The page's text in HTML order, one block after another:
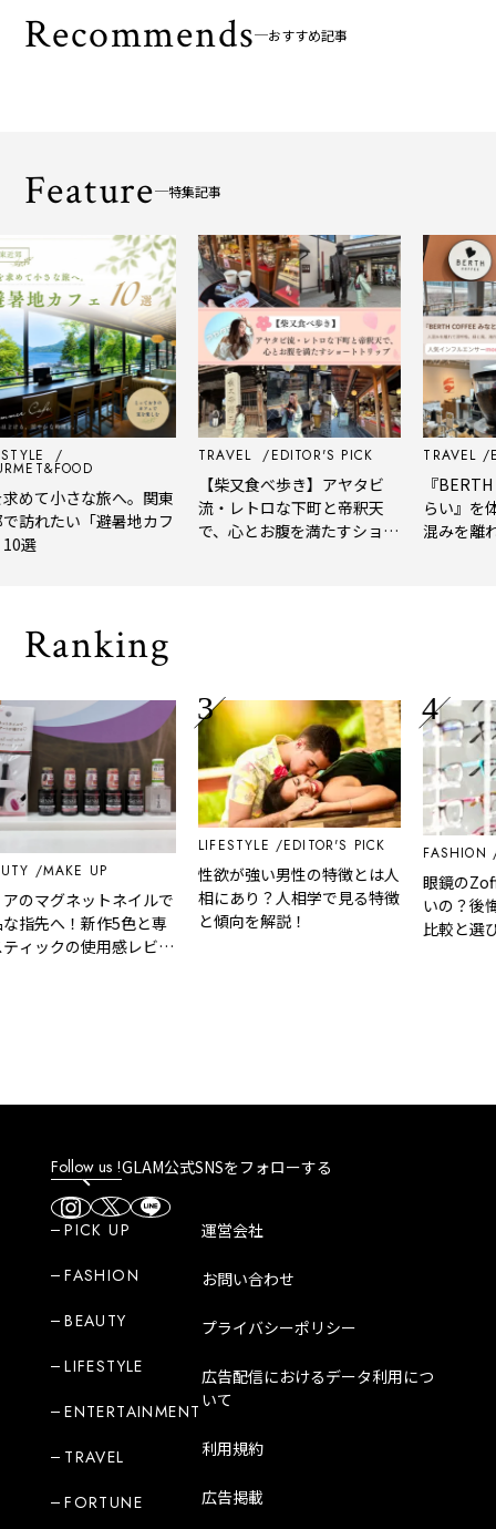
Recommends おすすめ記事
Feature 特集記事
小さな旅へ。関東
たい「避暑地カフ
TRAVEL EDITOR'S PICK
【柴又食べ歩き】アヤタビ
流・レトロな下町と帝釈天
で、心とお腹を満たすショー
TRAVEL
『BERTH
らい』を体験
混みを離れて
Ranking
MAKE UP
グネットネイルで
へ！新作5色と専
クの使用感レビュ
LIFESTYLE EDITOR'S PICK
性欲が強い男性の特徴とは人
相にあり？人相学で見る特徴
と傾向を解説！
FASHION
眼鏡のZoffと
いの？後悔し
比較と選び方
Follow us !GLAM公式SNSをフォローする
PICK UP
FASHION
BEAUTY
LIFESTYLE
ENTERTAINMENT
TRAVEL
FORTUNE
運営会社
お問い合わせ
プライバシーポリシー
広告配信におけるデータ利用につ
いて
利用規約
広告掲載